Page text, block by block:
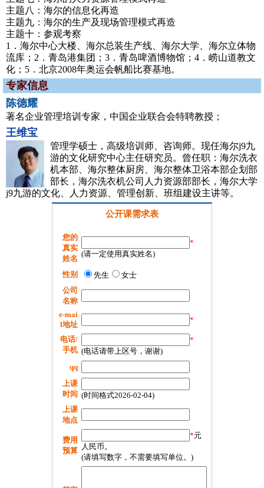
主题八：海尔的信息化再造
主题九：海尔的生产及现场管理模式再造
主题十：参观考察
1．海尔中心大楼、海尔总装生产线、海尔大学、海尔立体物
流库；2．青岛港集团；3．青岛啤酒博物馆；4．崂山道教文
化；5．北京2008年奥运会帆船比赛基地。
专家信息
陈德耀
著名企业管理培训专家，中国企业联合会特聘教授；
王维宝
管理学硕士，高级培训师、咨询师。现任海尔j9九
游的文化研究中心主任研究员。曾任职：海尔洗衣
机本部、海尔整体厨房、海尔整体卫浴本部企划部
部长，海尔洗衣机公司人力资源部部长，海尔大学
j9九游的文化、人力资源、管理创新、班组建设主讲等。
公开课需求表
您的
真实
姓名
*
(请一定使用真实姓名)
性别 先生
女士
公司
名称
e-mai
l地址
*
电话/
手机
*
(电话请带上区号，谢谢)
qq
上课
时间 (时间格式2026-02-04)
上课
地点
费用
预算
*元
人民币。
(请填写数字，不需要填写单位。)